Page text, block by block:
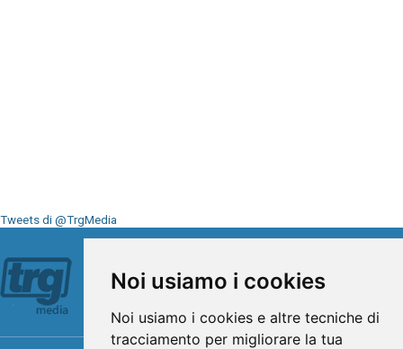
Noi usiamo i cookies
Noi usiamo i cookies e altre tecniche di
tracciamento per migliorare la tua
Tweets di @TrgMedia